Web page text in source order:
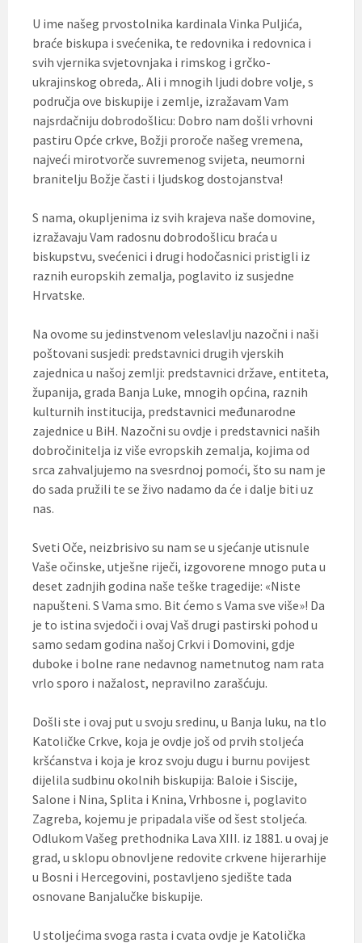
U ime našeg prvostolnika kardinala Vinka Puljića,
braće biskupa i svećenika, te redovnika i redovnica i
svih vjernika svjetovnjaka i rimskog i grčko-
ukrajinskog obreda,. Ali i mnogih ljudi dobre volje, s
područja ove biskupije i zemlje, izražavam Vam
najsrdačniju dobrodošlicu: Dobro nam došli vrhovni
pastiru Opće crkve, Božji proroče našeg vremena,
najveći mirotvorče suvremenog svijeta, neumorni
branitelju Božje časti i ljudskog dostojanstva!
S nama, okupljenima iz svih krajeva naše domovine,
izražavaju Vam radosnu dobrodošlicu braća u
biskupstvu, svećenici i drugi hodočasnici pristigli iz
raznih europskih zemalja, poglavito iz susjedne
Hrvatske.
Na ovome su jedinstvenom veleslavlju nazočni i naši
poštovani susjedi: predstavnici drugih vjerskih
zajednica u našoj zemlji: predstavnici države, entiteta,
županija, grada Banja Luke, mnogih općina, raznih
kulturnih institucija, predstavnici međunarodne
zajednice u BiH. Nazočni su ovdje i predstavnici naših
dobročinitelja iz više evropskih zemalja, kojima od
srca zahvaljujemo na svesrdnoj pomoći, što su nam je
do sada pružili te se živo nadamo da će i dalje biti uz
nas.
Sveti Oče, neizbrisivo su nam se u sjećanje utisnule
Vaše očinske, utješne riječi, izgovorene mnogo puta u
deset zadnjih godina naše teške tragedije: «Niste
napušteni. S Vama smo. Bit ćemo s Vama sve više»! Da
je to istina svjedoči i ovaj Vaš drugi pastirski pohod u
samo sedam godina našoj Crkvi i Domovini, gdje
duboke i bolne rane nedavnog nametnutog nam rata
vrlo sporo i nažalost, nepravilno zarašćuju.
Došli ste i ovaj put u svoju sredinu, u Banja luku, na tlo
Katoličke Crkve, koja je ovdje još od prvih stoljeća
kršćanstva i koja je kroz svoju dugu i burnu povijest
dijelila sudbinu okolnih biskupija: Baloie i Siscije,
Salone i Nina, Splita i Knina, Vrhbosne i, poglavito
Zagreba, kojemu je pripadala više od šest stoljeća.
Odlukom Vašeg prethodnika Lava XIII. iz 1881. u ovaj je
grad, u sklopu obnovljene redovite crkvene hijerarhije
u Bosni i Hercegovini, postavljeno sjedište tada
osnovane Banjalučke biskupije.
U stoljećima svoga rasta i cvata ovdje je Katolička